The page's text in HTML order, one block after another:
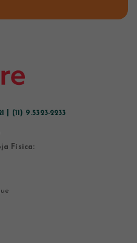
| (11) 9.5323-2233
Física: